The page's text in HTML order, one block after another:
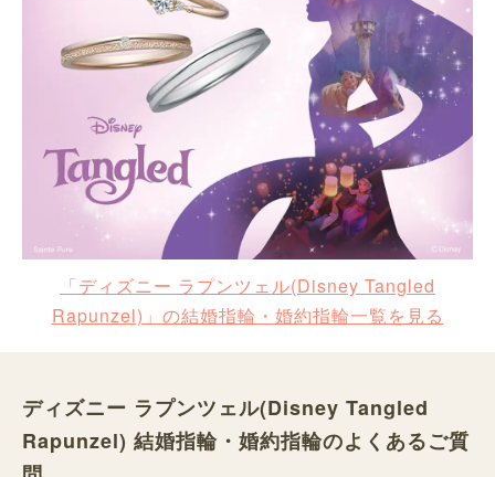
「ディズニー ラプンツェル(Disney Tangled
Rapunzel)」の結婚指輪・婚約指輪一覧を見る
ディズニー ラプンツェル(Disney Tangled
Rapunzel) 結婚指輪・婚約指輪のよくあるご質